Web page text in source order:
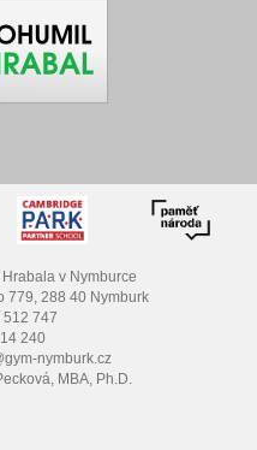
v Nymburce
779, 288 40 Nymburk
512 747
240
nymburk.cz
MBA, Ph.D.